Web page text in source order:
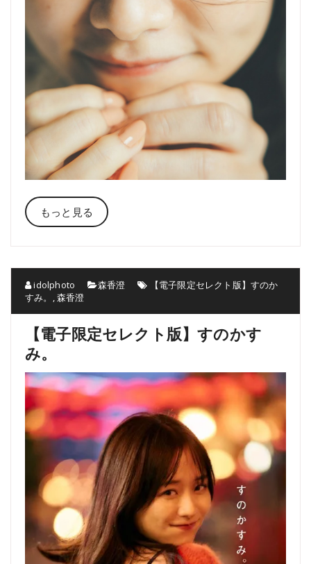
もっと見る
idolphoto 森香澄
【電子限定セレクト版】すのか
すみ。 ,森香澄
【電子限定セレクト版】すのかす
み。